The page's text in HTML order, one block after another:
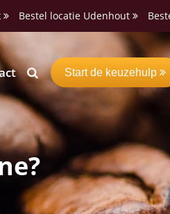
Bestel locatie Udenhout
Start de keuzehulp